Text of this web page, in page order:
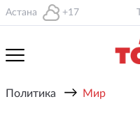
Астана +17
Политика → Мир